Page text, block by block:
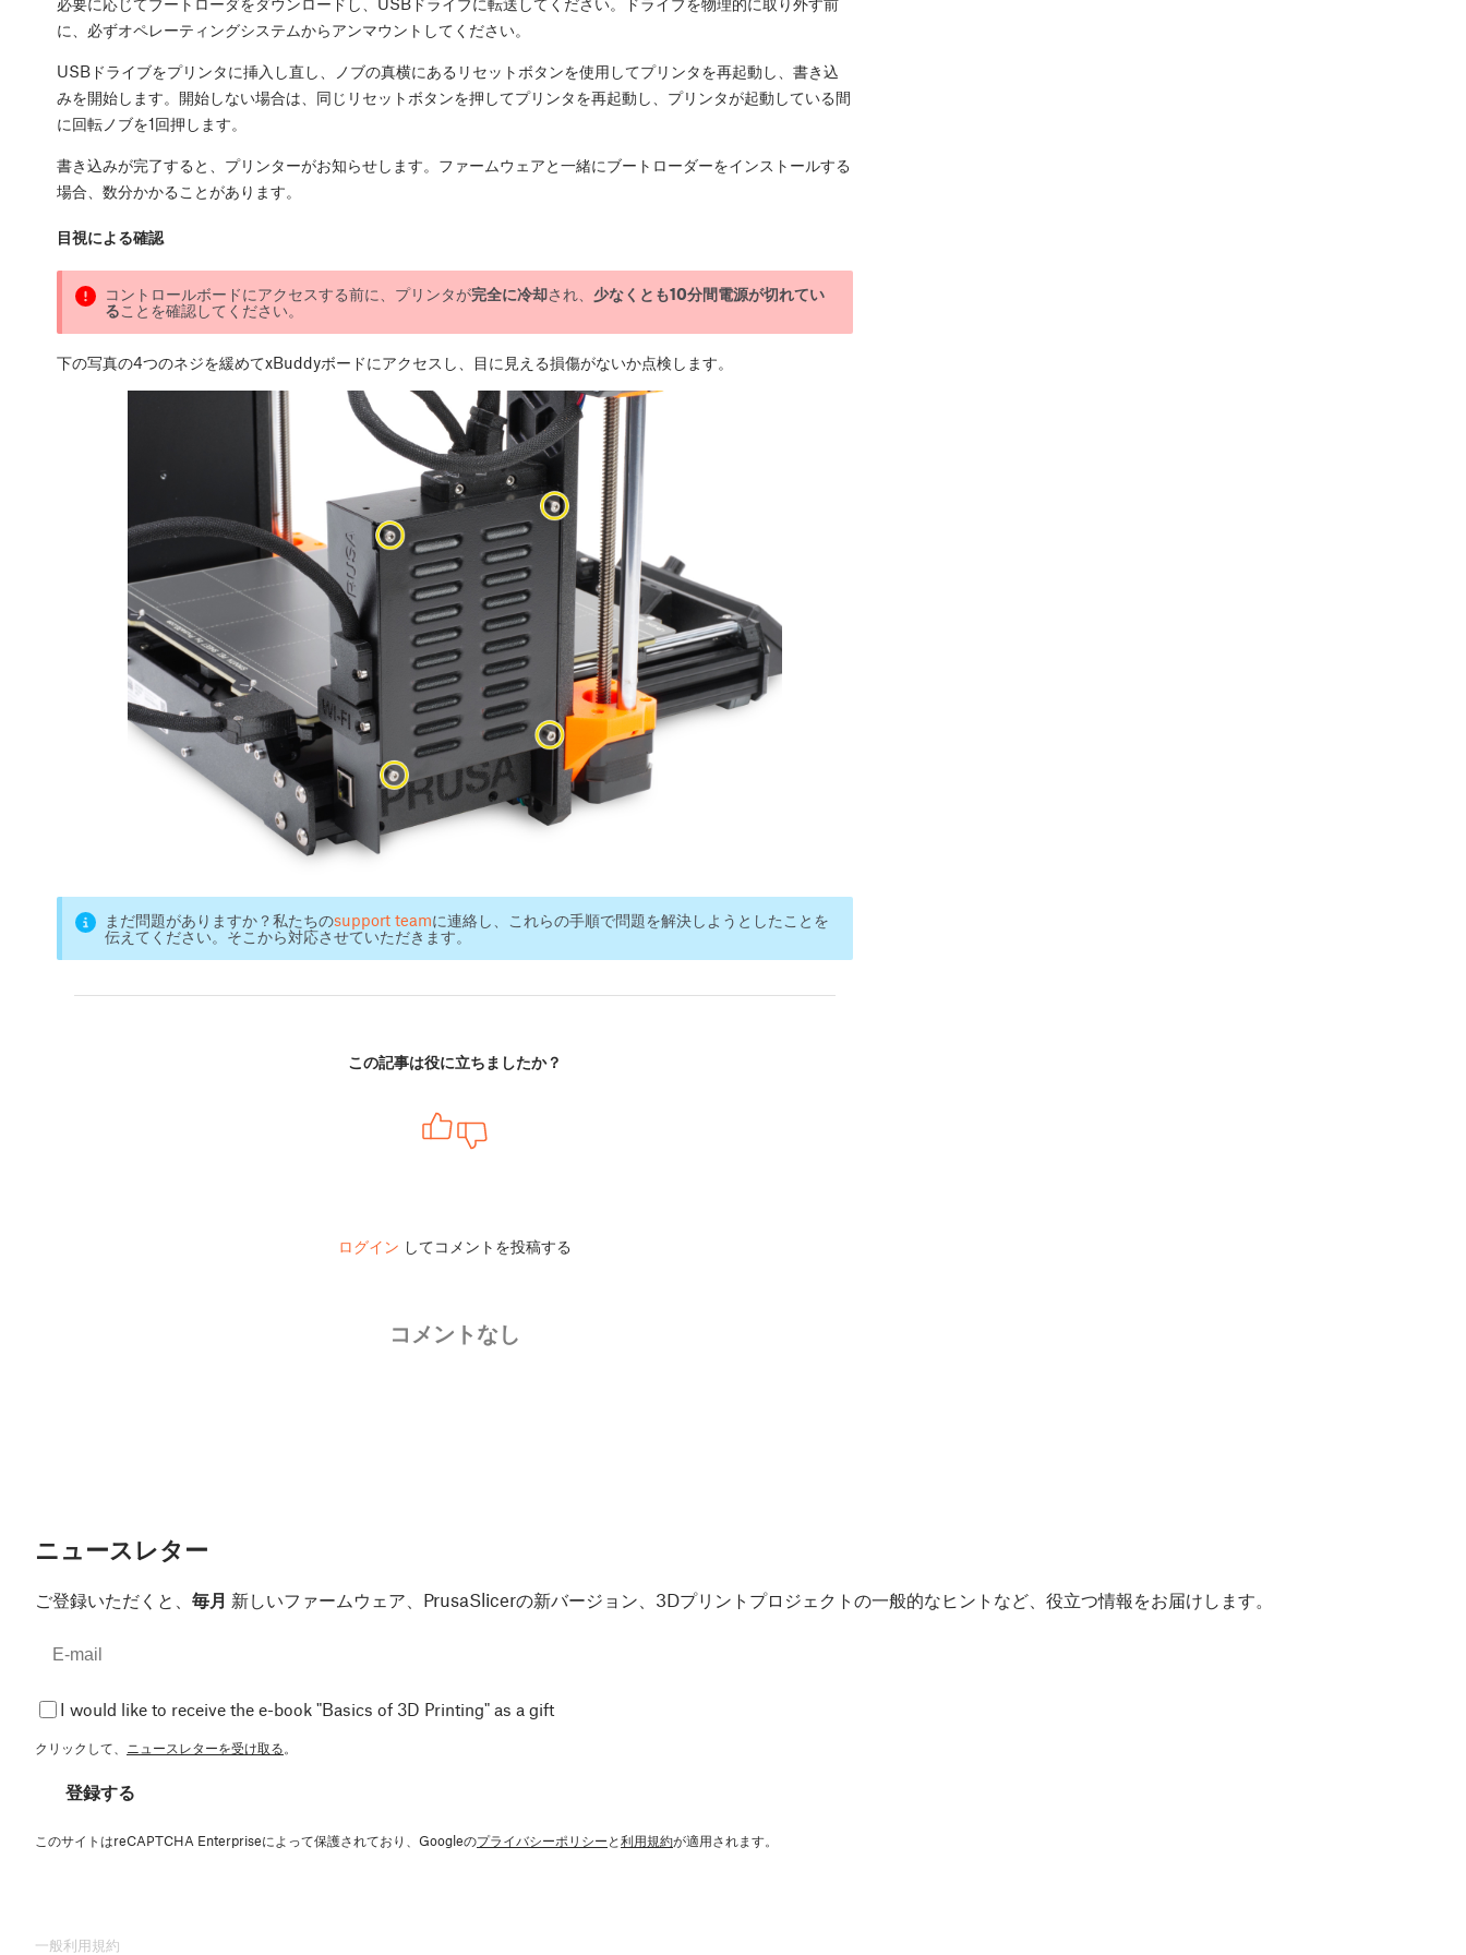
に、必ずオペレーティングシステムからアンマウントしてください。
USBドライブをプリンタに挿入し直し、ノブの真横にあるリセットボタンを使用してプリンタを再起動し、書き込
みを開始します。開始しない場合は、同じリセットボタンを押してプリンタを再起動し、プリンタが起動している間
に回転ノブを1回押します。
書き込みが完了すると、プリンターがお知らせします。ファームウェアと一緒にブートローダーをインストールする
場合、数分かかることがあります。
目視による確認
コントロールボードにアクセスする前に、プリンタが完全に冷却され、 少なくとも10分間電源が切れてい
ることを確認してください。
下の写真の4つのネジを緩めてxBuddyボードにアクセスし、目に見える損傷がないか点検します。
まだ問題がありますか？私たちのsupport teamに連絡し、これらの手順で問題を解決しようとしたことを
伝えてください。そこから対応させていただきます。
この記事は役に立ちましたか？
ログイン してコメントを投稿する
コメントなし
ニュースレター
ご登録いただくと、 毎月 新しいファームウェア、PrusaSlicerの新バージョン、3Dプリントプロジェクトの一般的なヒントなど、役立つ情報をお届けします。
I would like to receive the e-book "Basics of 3D Printing" as a gift
クリックして、 ニュースレターを受け取る。
登録する
このサイトはreCAPTCHA Enterpriseによって保護されており、Googleのプライバシーポリシーと利用規約が適用されます。
一般利用規約